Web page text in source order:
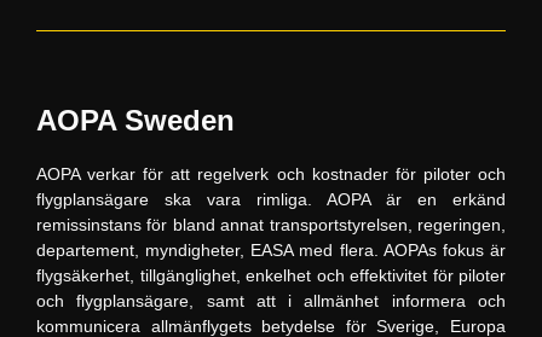
AOPA Sweden
AOPA verkar för att regelverk och kostnader för piloter och
flygplansägare ska vara rimliga. AOPA är en erkänd
remissinstans för bland annat transportstyrelsen, regeringen,
departement, myndigheter, EASA med flera. AOPAs fokus är
flygsäkerhet, tillgänglighet, enkelhet och effektivitet för piloter
och flygplansägare, samt att i allmänhet informera och
kommunicera allmänflygets betydelse för Sverige, Europa